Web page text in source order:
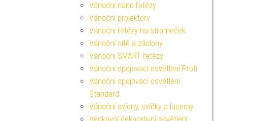
Vánoční nano řetězy
Vánoční projektory
Vánoční řetězy na stromeček
Vánoční sítě a záclony
Vánoční SMART řetězy
Vánoční spojovací osvětlení Profi
Vánoční spojovací osvětlení
Standard
Vánoční svícny, svíčky a lucerny